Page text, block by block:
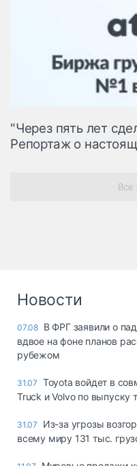
"Через пять лет
Репортаж о
Все
Новости
07.08 В ФРГ заявили о
вдвое на фоне планов
рубежом
31.07 Toyota войдет в
Truck и Volvo по выпуску
31.07
Из-за угрозы
всему миру 131 тыс.